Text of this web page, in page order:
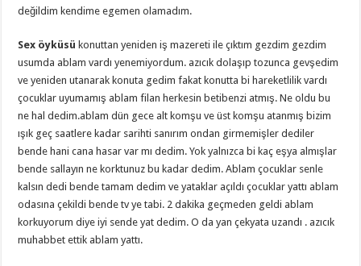
değildim kendime egemen olamadım.
Sex öyküsü konuttan yeniden iş mazereti ile çıktım gezdim gezdim
usumda ablam vardı yenemiyordum. azıcık dolaşıp tozunca gevşedim
ve yeniden utanarak konuta gedim fakat konutta bi hareketlilik vardı
çocuklar uyumamış ablam filan herkesin betibenzi atmış. Ne oldu bu
ne hal dedim.ablam dün gece alt komşu ve üst komşu atanmış bizim
ışık geç saatlere kadar sarihti sanırım ondan girmemişler dediler
bende hani cana hasar var mı dedim. Yok yalnızca bi kaç eşya almışlar
bende sallayın ne korktunuz bu kadar dedim. Ablam çocuklar senle
kalsın dedi bende tamam dedim ve yataklar açıldı çocuklar yattı ablam
odasına çekildi bende tv ye tabi. 2 dakika geçmeden geldi ablam
korkuyorum diye iyi sende yat dedim. O da yan çekyata uzandı . azıcık
muhabbet ettik ablam yattı.